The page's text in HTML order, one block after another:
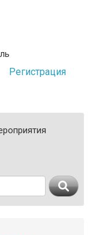
Регистрация